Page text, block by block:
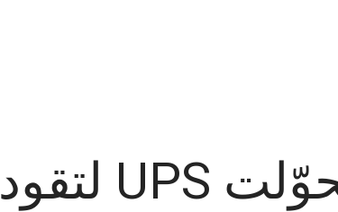
الشجاعة اللازمة للتغيير: كيف تحوّلت UPS لتقود